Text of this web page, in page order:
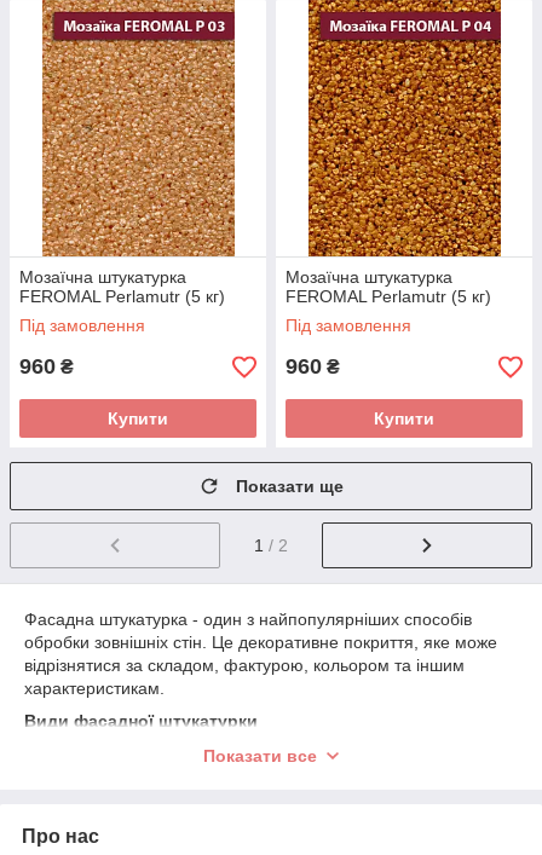
Мозаїчна штукатурка
FEROMAL Perlamutr (5 кг)
Під замовлення
960 ₴
Купити
Мозаїчна штукатурка
FEROMAL Perlamutr (5 кг)
Під замовлення
960 ₴
Купити
Показати ще
1 / 2
Фасадна штукатурка - один з найпопулярніших способів
обробки зовнішніх стін. Це декоративне покриття, яке може
відрізнятися за складом, фактурою, кольором та іншим
характеристикам.
Види фасадної штукатурки
Перш за все фасадна штукатурка ділиться на різновиди за
акрилова;
Показати все
Про нас